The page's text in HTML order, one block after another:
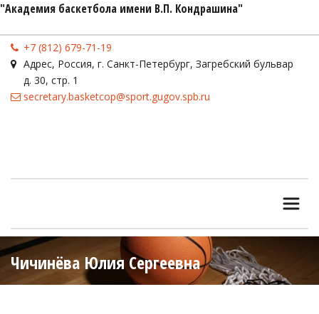
"Академия баскетбола имени В.П. Кондрашина"
+7 (812) 679-71-19
Адрес, Россия, г. Санкт-Петербург, Загребский бульвар
д. 30, стр. 1
secretary.basketcop@sport.gugov.spb.ru
Чичинёва Юлия Сергеевна